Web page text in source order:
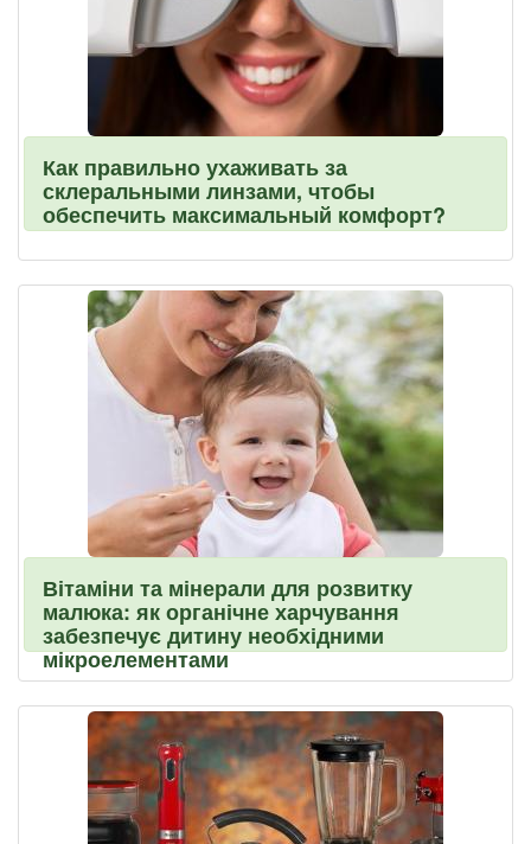
Как правильно ухаживать за
склеральными линзами, чтобы
обеспечить максимальный комфорт?
Вітаміни та мінерали для розвитку
малюка: як органічне харчування
забезпечує дитину необхідними
мікроелементами